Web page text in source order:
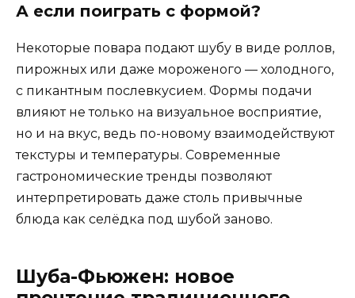
А если поиграть с формой?
Некоторые повара подают шубу в виде роллов,
пирожных или даже мороженого — холодного,
с пикантным послевкусием. Формы подачи
влияют не только на визуальное восприятие,
но и на вкус, ведь по-новому взаимодействуют
текстуры и температуры. Современные
гастрономические тренды позволяют
интерпретировать даже столь привычные
блюда как селёдка под шубой заново.
Шуба-Фьюжен: новое